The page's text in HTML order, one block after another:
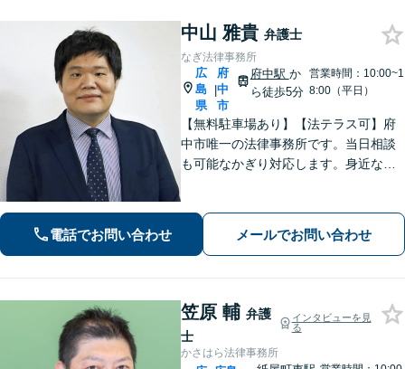
中山 雅貴 弁護士
なぎ法律事務所
広
島
県
|
府
中
市
府中駅 か
ら徒歩5分
営業時間：10:00~1
8:00（平日）
【無料駐車場あり】【法テラス可】府
中市唯一の法律事務所です。当日相談
も可能なかぎり対応します。身近な相
とがありましたら、まずはお気軽にご
相談ください。【出張相談に対応】
電話でお問い合わせ メールでお問い合わせ
笠原 輔 弁護
士
インタビューを見
る
かさはら法律事務所